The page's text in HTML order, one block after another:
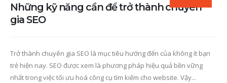
Những kỹ năng cần để trở thành chuyên
gia SEO
Trở thành chuyên gia SEO là mục tiêu hướng đến của không ít bạn
trẻ hiện nay. SEO được xem là phương pháp hiệu quả bền vững
nhất trong việc tối ưu hoá công cụ tìm kiếm cho website. Vậy...